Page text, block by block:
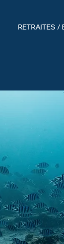
RETRAITES /